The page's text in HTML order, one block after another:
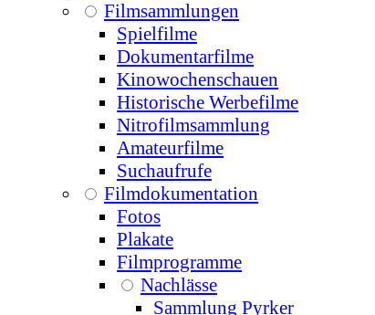
Filmsammlungen
Spielfilme
Dokumentarfilme
Kinowochenschauen
Historische Werbefilme
Nitrofilmsammlung
Amateurfilme
Suchaufrufe
Filmdokumentation
Fotos
Plakate
Filmprogramme
Nachlässe
Sammlung Pyrker